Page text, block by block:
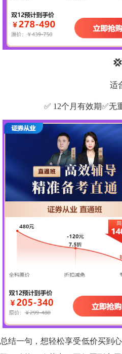
适
✅ 12个月有效期✅无
总结一句，想轻松享受低价买到